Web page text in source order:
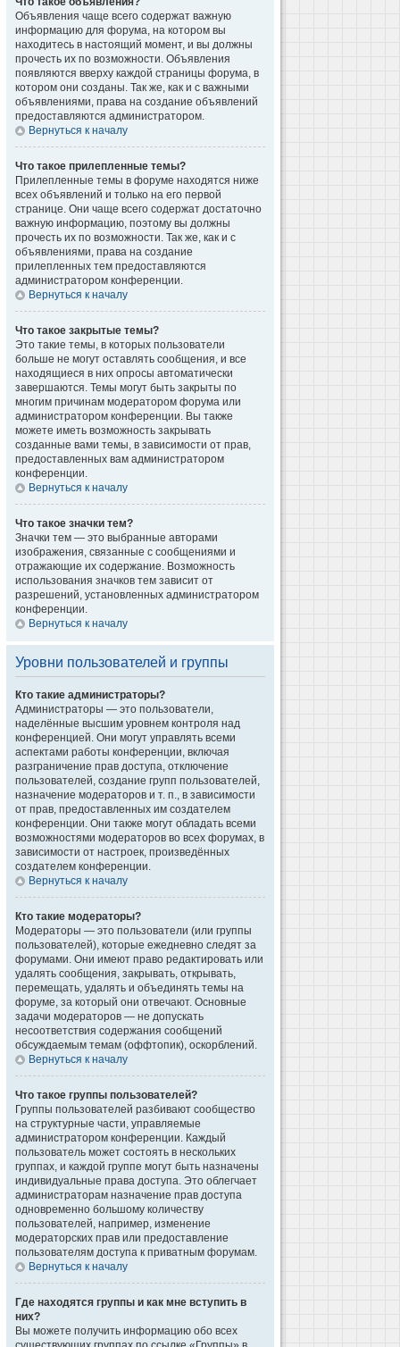
Объявления чаще всего содержат важную
информацию для форума, на котором вы
находитесь в настоящий момент, и вы должны
прочесть их по возможности. Объявления
появляются вверху каждой страницы форума, в
котором они созданы. Так же, как и с важными
объявлениями, права на создание объявлений
предоставляются администратором.
Вернуться к началу
Что такое прилепленные темы?
Прилепленные темы в форуме находятся ниже
всех объявлений и только на его первой
странице. Они чаще всего содержат достаточно
важную информацию, поэтому вы должны
прочесть их по возможности. Так же, как и с
объявлениями, права на создание
прилепленных тем предоставляются
администратором конференции.
Вернуться к началу
Что такое закрытые темы?
Это такие темы, в которых пользователи
больше не могут оставлять сообщения, и все
находящиеся в них опросы автоматически
завершаются. Темы могут быть закрыты по
многим причинам модератором форума или
администратором конференции. Вы также
можете иметь возможность закрывать
созданные вами темы, в зависимости от прав,
предоставленных вам администратором
конференции.
Вернуться к началу
Что такое значки тем?
Значки тем — это выбранные авторами
изображения, связанные с сообщениями и
отражающие их содержание. Возможность
использования значков тем зависит от
разрешений, установленных администратором
конференции.
Вернуться к началу
Уровни пользователей и группы
Кто такие администраторы?
Администраторы — это пользователи,
наделённые высшим уровнем контроля над
конференцией. Они могут управлять всеми
аспектами работы конференции, включая
разграничение прав доступа, отключение
пользователей, создание групп пользователей,
назначение модераторов и т. п., в зависимости
от прав, предоставленных им создателем
конференции. Они также могут обладать всеми
возможностями модераторов во всех форумах, в
зависимости от настроек, произведённых
создателем конференции.
Вернуться к началу
Кто такие модераторы?
Модераторы — это пользователи (или группы
пользователей), которые ежедневно следят за
форумами. Они имеют право редактировать или
удалять сообщения, закрывать, открывать,
перемещать, удалять и объединять темы на
форуме, за который они отвечают. Основные
задачи модераторов — не допускать
несоответствия содержания сообщений
обсуждаемым темам (оффтопик), оскорблений.
Вернуться к началу
Что такое группы пользователей?
Группы пользователей разбивают сообщество
на структурные части, управляемые
администратором конференции. Каждый
пользователь может состоять в нескольких
группах, и каждой группе могут быть назначены
индивидуальные права доступа. Это облегчает
администраторам назначение прав доступа
одновременно большому количеству
пользователей, например, изменение
модераторских прав или предоставление
пользователям доступа к приватным форумам.
Вернуться к началу
Где находятся группы и как мне вступить в
них?
Вы можете получить информацию обо всех